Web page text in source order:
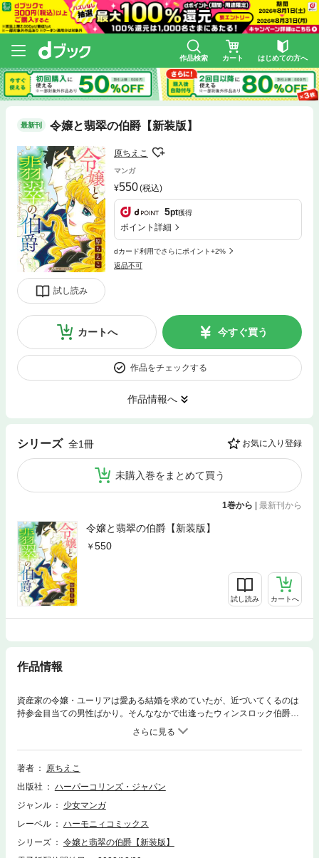
作品検索 カート はじめての方へ
最新刊 令嬢と翡翠の伯爵【新装版】
試し読み
原ちえこ
マンガ
550(税込)
5pt獲得
ポイント詳細
dカード利用でさらにポイント+2%
返品不可
カートへ 今すぐ買う
作品をチェックする
作品情報へ
シリーズ 全1冊 お気に入り登録
未購入巻をまとめて買う
1巻から | 最新刊から
令嬢と翡翠の伯爵【新装版】
550
試し読み カートへ
作品情報
資産家の令嬢・ユーリアは愛ある結婚を求めていたが、近づいてくるのは
持参金目当ての男性ばかり。そんななかで出逢ったウィンスロック伯爵
は、彼女を一人の女性として見てくれる存在だった。次第に惹かれあう二
人だが、ユーリアは持参金でなく自分自身を求めてほしいと思うあまり、
伯爵にとある求婚のお願いをして──!?※本作品は過去に宙出版から刊行さ
れた作品の新装版です。本編に変更はありませんので、重複購入にご注意
著者
原ちえこ
出版社
ハーパーコリンズ・ジャパン
ジャンル
少女マンガ
レーベル
ハーモニィコミックス
シリーズ
令嬢と翡翠の伯爵【新装版】